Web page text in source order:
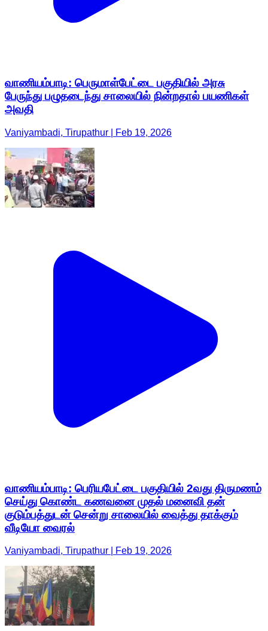
வாணியம்பாடி: பெருமாள்பேட்டை பகுதியில் அரசு
பேருந்து பழுதடைந்து சாலையில் நின்றதால் பயணிகள்
அவதி
Vaniyambadi, Tirupathur | Feb 19, 2026
வாணியம்பாடி: பெரியபேட்டை பகுதியில் 2வது திருமணம்
செய்து கொண்ட கணவனை முதல் மனைவி தன்
குடும்பத்துடன் சென்று சாலையில் வைத்து தாக்கும்
வீடியோ வைரல்
Vaniyambadi, Tirupathur | Feb 19, 2026